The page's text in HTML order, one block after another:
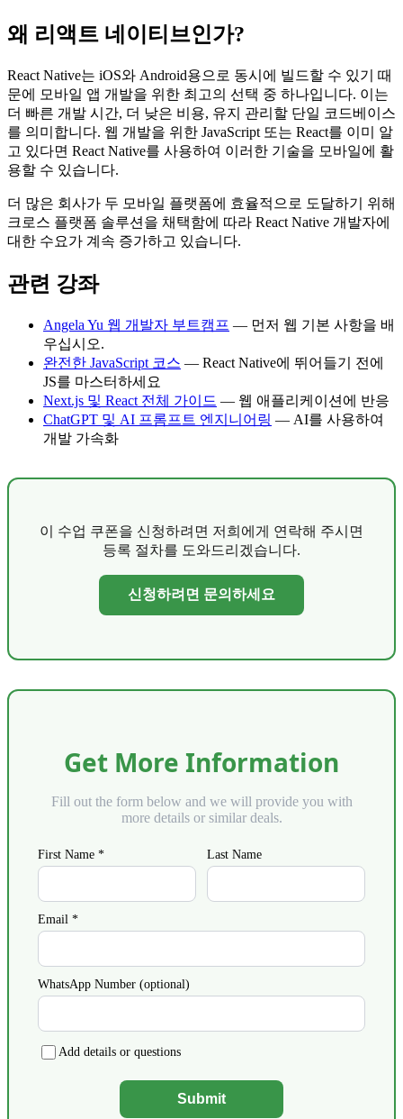
왜 리액트 네이티브인가?
React Native는 iOS와 Android용으로 동시에 빌드할 수 있기 때
문에 모바일 앱 개발을 위한 최고의 선택 중 하나입니다. 이는
더 빠른 개발 시간, 더 낮은 비용, 유지 관리할 단일 코드베이스
를 의미합니다. 웹 개발을 위한 JavaScript 또는 React를 이미 알
고 있다면 React Native를 사용하여 이러한 기술을 모바일에 활
용할 수 있습니다.
더 많은 회사가 두 모바일 플랫폼에 효율적으로 도달하기 위해
크로스 플랫폼 솔루션을 채택함에 따라 React Native 개발자에
대한 수요가 계속 증가하고 있습니다.
관련 강좌
Angela Yu 웹 개발자 부트캠프 — 먼저 웹 기본 사항을 배
우십시오.
완전한 JavaScript 코스 — React Native에 뛰어들기 전에
JS를 마스터하세요
Next.js 및 React 전체 가이드 — 웹 애플리케이션에 반응
ChatGPT 및 AI 프롬프트 엔지니어링 — AI를 사용하여
개발 가속화
이 수업 쿠폰을 신청하려면 저희에게 연락해 주시면
등록 절차를 도와드리겠습니다.
신청하려면 문의하세요
Get More Information
Fill out the form below and we will provide you with
more details or similar deals.
First Name * Last Name
Email *
WhatsApp Number (optional)
Add details or questions
Submit